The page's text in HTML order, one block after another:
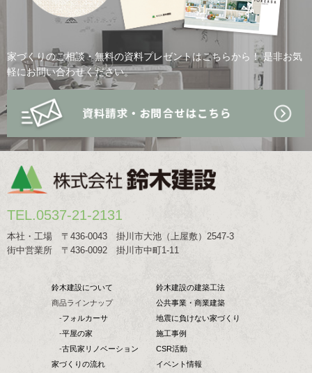
家づくりのご相談・無料の資料プレゼントはこちらから！是非お気
軽にお問い合わせください。
TEL.0537-21-2131
本社・工場 〒436-0043 掛川市大池（上屋敷）2547-3
街中営業所 〒436-0092 掛川市中町1-11
鈴木建設について
商品ラインナップ
-フォルカーサ
-平屋の家
-古民家リノベーション
家づくりの流れ
鈴木建設の建築工法
公共事業・商業建築
地震に負けない家づくり
施工事例
CSR活動
イベント情報